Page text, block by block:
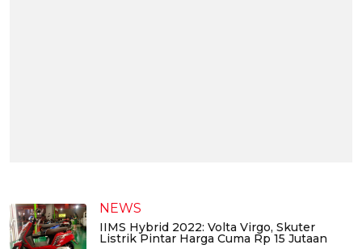
NEWS
IIMS Hybrid 2022: Volta Virgo, Skuter
Listrik Pintar Harga Cuma Rp 15 Jutaan